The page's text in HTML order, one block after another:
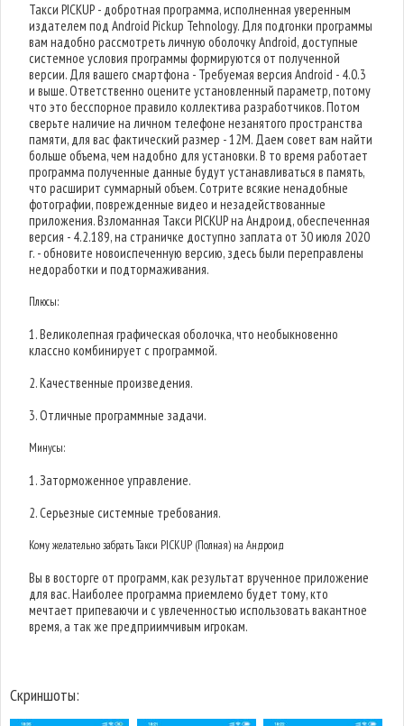
Такси PICKUP - добротная программа, исполненная уверенным
издателем под Android Pickup Tehnology. Для подгонки программы
вам надобно рассмотреть личную оболочку Android, доступные
системное условия программы формируются от полученной
версии. Для вашего смартфона - Требуемая версия Android - 4.0.3
и выше. Ответственно оцените установленный параметр, потому
что это бесспорное правило коллектива разработчиков. Потом
сверьте наличие на личном телефоне незанятого пространства
памяти, для вас фактический размер - 12M. Даем совет вам найти
больше объема, чем надобно для установки. В то время работает
программа полученные данные будут устанавливаться в память,
что расширит суммарный объем. Сотрите всякие ненадобные
фотографии, поврежденные видео и незадействованные
приложения. Взломанная Такси PICKUP на Андроид, обеспеченная
версия - 4.2.189, на страничке доступно заплата от 30 июля 2020
г. - обновите новоиспеченную версию, здесь были переправлены
недоработки и подтормаживания.
Плюсы:
1. Великолепная графическая оболочка, что необыкновенно
классно комбинирует с программой.
2. Качественные произведения.
3. Отличные программные задачи.
Минусы:
1. Заторможенное управление.
2. Серьезные системные требования.
Кому желательно забрать Такси PICKUP (Полная) на Андроид
Вы в восторге от программ, как результат врученное приложение
для вас. Наиболее программа приемлемо будет тому, кто
мечтает припеваючи и с увлеченностью использовать вакантное
время, а так же предприимчивым игрокам.
Скриншоты: